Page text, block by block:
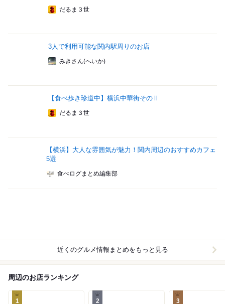
だるま３世
3人で利用可能な関内駅周りのお店
みきさん(へいか)
【食べ歩き珍道中】横浜中華街そのⅡ
だるま３世
【横浜】大人な雰囲気が魅力！関内周辺のおすすめカフェ
5選
食べログまとめ編集部
近くのグルメ情報まとめをもっと見る
周辺のお店ランキング
1 2 3